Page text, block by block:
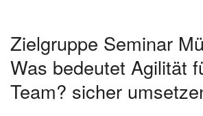
Zielgruppe Seminar
Was bedeutet Agilität
Team? sicher